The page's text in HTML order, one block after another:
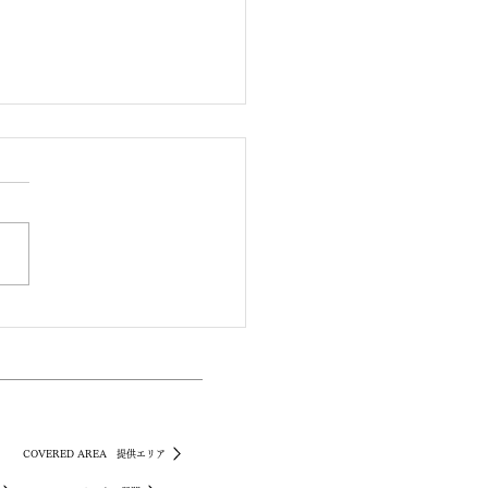
ド・フランスからの入
き）
COVERED AREA 提供エリア